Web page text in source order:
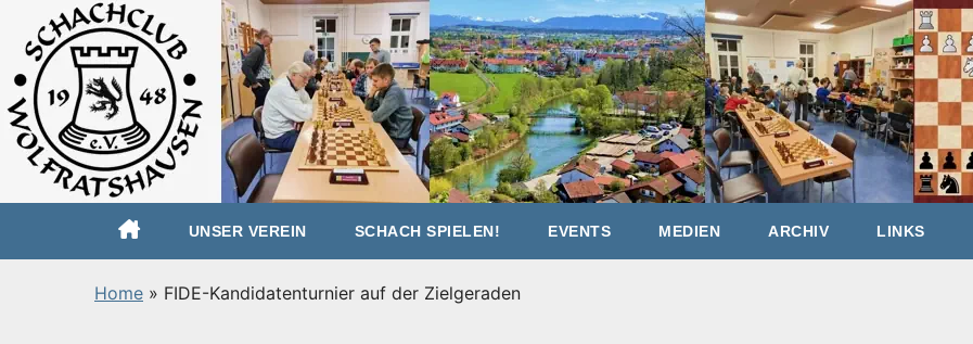
UNSER VEREIN SCHACH SPIELEN! EVENTS MEDIEN ARCHIV LINKS
Home » FIDE-Kandidatenturnier auf der Zielgeraden